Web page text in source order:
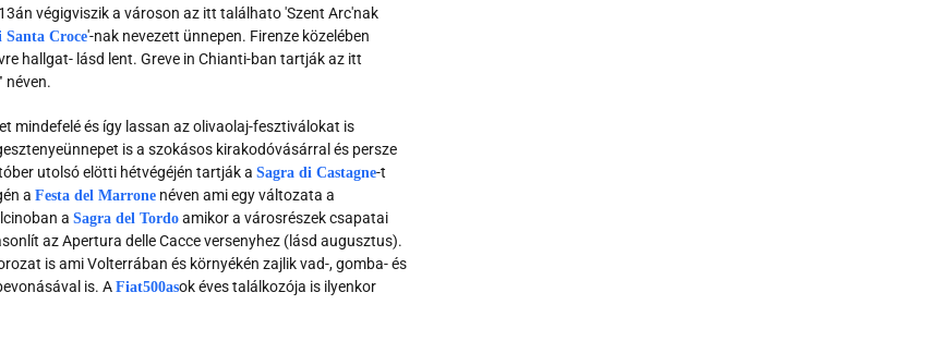
végigviszik a városon az itt találhato 'Szent Arc'nak
Croce'-nak nevezett ünnepen. Firenze közelében
hallgat- lásd lent. Greve in Chianti-ban tartják az itt
néven.
mindefelé és így lassan az olivaolaj-fesztiválokat is
is a szokásos kirakodóvásárral és persze
utolsó elötti hétvégéjén tartják a Sagra di Castagne-t
a Festa del Marrone néven ami egy változata a
a Sagra del Tordo amikor a városrészek csapatai
az Apertura delle Cacce versenyhez (lásd augusztus).
is ami Volterrában és környékén zajlik vad-, gomba- és
is. A Fiat500asok éves találkozója is ilyenkor